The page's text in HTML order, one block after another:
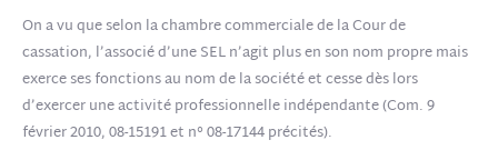
On a vu que selon la chambre commerciale de la Cour de
cassation, l’associé d’une SEL n’agit plus en son nom propre mais
exerce ses fonctions au nom de la société et cesse dès lors
d’exercer une activité professionnelle indépendante (Com. 9
février 2010, 08-15191 et n° 08-17144 précités).